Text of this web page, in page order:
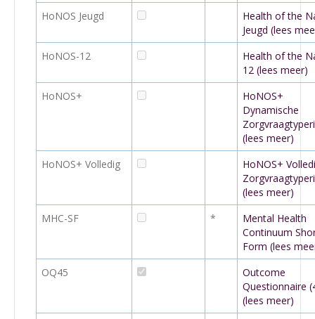
HoNOS Jeugd
Health of the
Jeugd (lees
HoNOS-12
Health of the
12 (lees meer)
HoNOS+
HoNOS+
Dynamische
(lees meer)
HoNOS+ Volledig
HoNOS+
(lees meer)
MHC-SF
*
Mental Health
Continuum
Form (lees
OQ45
Outcome
Questionnaire
(lees meer)